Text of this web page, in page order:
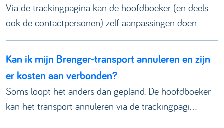
Via de trackingpagina kan de hoofdboeker (en deels
ook de contactpersonen) zelf aanpassingen doen...
Kan ik mijn Brenger-transport annuleren en zijn
er kosten aan verbonden?
Soms loopt het anders dan gepland. De hoofdboeker
kan het transport annuleren via de trackingpagi...